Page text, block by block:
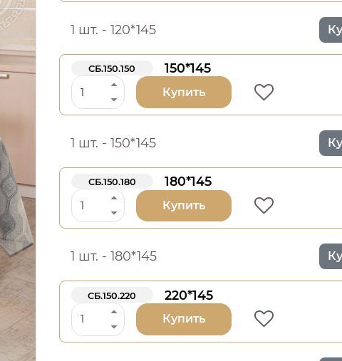
1 шт. - 120*145
СБ.150.150 150*145
Купить
1 шт. - 150*145
СБ.150.180 180*145
Купить
1 шт. - 180*145
СБ.150.220 220*145
Купить